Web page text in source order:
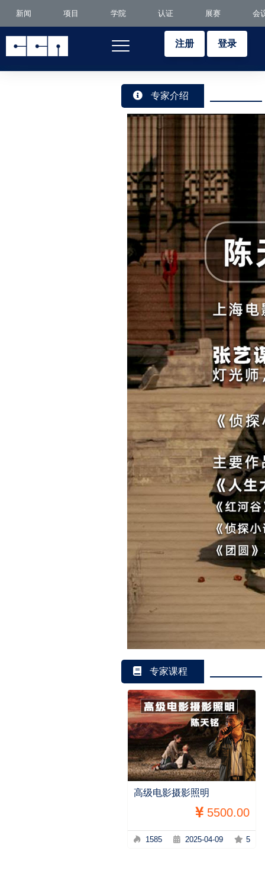
新闻 项目 学院 认证 展赛 会
注册 登录
专家介绍
专家课程
高级电影摄影照明
5500.00
1585 2025-04-09 5